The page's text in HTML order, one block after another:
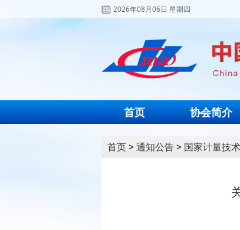
2026年08月06日 星期四
首页 协会简介
首页>通知公告> 国家计量技